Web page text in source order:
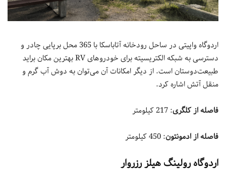
اردوگاه واپیتی در ساحل رودخانه آتاباسکا با 365 محل برپایی چادر و
دسترسی به شبکه الکتریسیته برای خودروهای RV بهترین مکان براید
طبیعت‌دوستان است. از دیگر امکانات آن می‌توان به دوش آب گرم و
منقل آتش اشاره کرد.
فاصله از کلگری: 217 کیلومتر
فاصله از ادمونتون: 450 کیلومتر
اردوگاه رولینگ هیلز رزروار